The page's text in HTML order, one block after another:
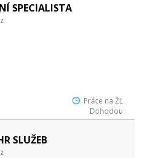
SPECIALISTA
Práce na ŽL
Dohodou
SLUŽEB